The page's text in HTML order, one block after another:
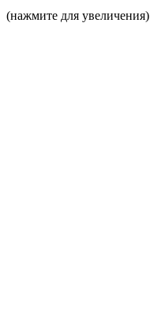
(нажмите для увеличения)